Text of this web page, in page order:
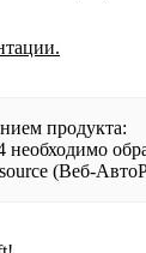
продукта:
(Веб-